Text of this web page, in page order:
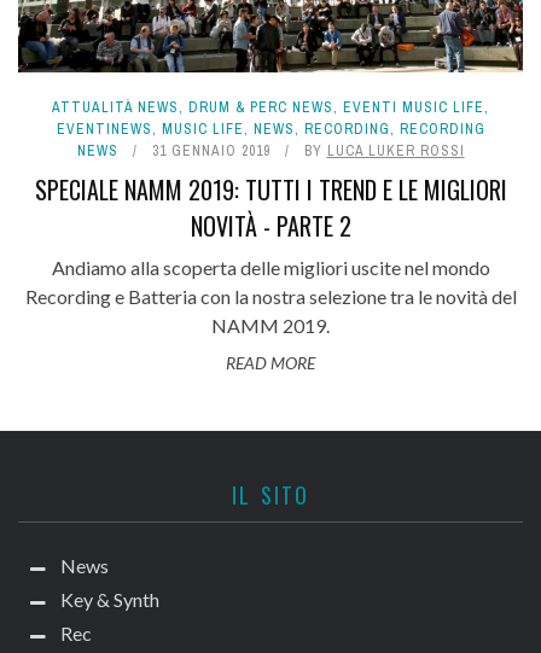
ATTUALITÀ NEWS, DRUM & PERC NEWS, EVENTI MUSIC LIFE,
EVENTINEWS, MUSIC LIFE, NEWS, RECORDING, RECORDING
NEWS
31 GENNAIO 2019 BY LUCA LUKER ROSSI
SPECIALE NAMM 2019: TUTTI I TREND E LE MIGLIORI
NOVITÀ - PARTE 2
Andiamo alla scoperta delle migliori uscite nel mondo
Recording e Batteria con la nostra selezione tra le novità del
NAMM 2019.
READ MORE
IL SITO
News
Key & Synth
Rec